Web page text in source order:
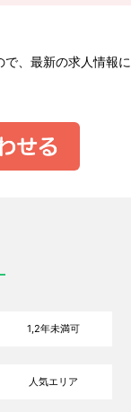
、最新の求人情報に
1,2年未満可
人気エリア